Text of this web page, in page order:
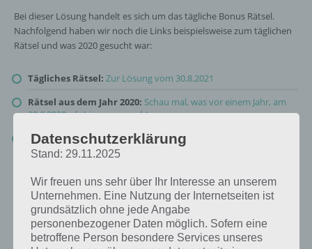
Bei dieser Lösung handelt es sich um das tägliche Bonus Rätsel.
Nachfolgend haben wir noch die Links beispielsweise zum täglichen
Rätsel und was 2020 gesucht war:
Tägliches Rätsel: Zur Lösung vom 30.8.2021
Rätsel aus dem Jahr 2020: Schau mal, was vor einem Jahr, am
30.8.2020, als Lösung gesucht war
Zur Übersicht :4 Bilder 1 Wort Lösungen zu Großstadtleben im
August 2021
Datenschutzerklärung
Stand: 29.11.2025
Wir freuen uns sehr über Ihr Interesse an unserem
Unternehmen. Eine Nutzung der Internetseiten ist
grundsätzlich ohne jede Angabe
personenbezogener Daten möglich. Sofern eine
betroffene Person besondere Services unseres